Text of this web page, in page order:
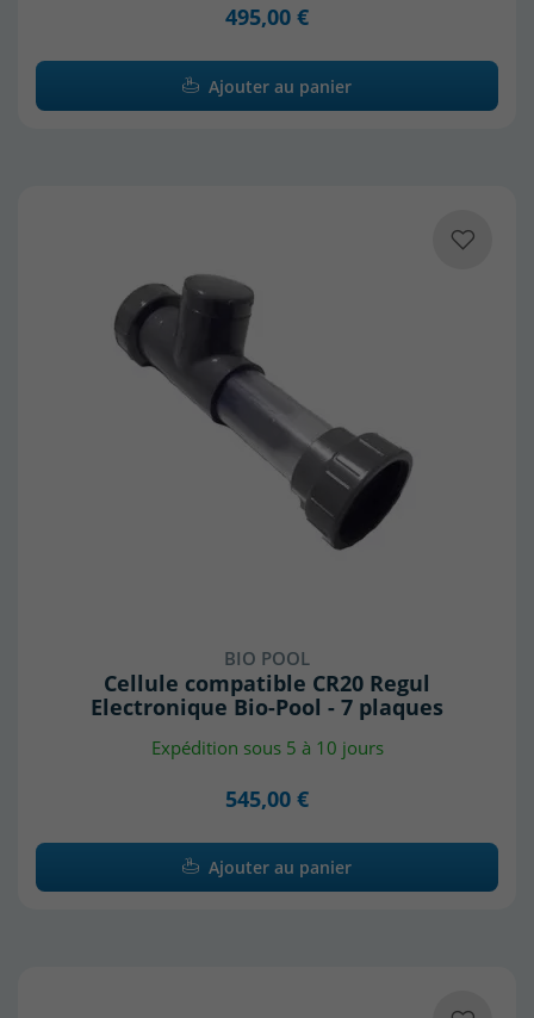
495,00 €
Ajouter au panier
BIO POOL
Cellule compatible CR20 Regul
Electronique Bio-Pool - 7 plaques
Expédition sous 5 à 10 jours
545,00 €
Ajouter au panier